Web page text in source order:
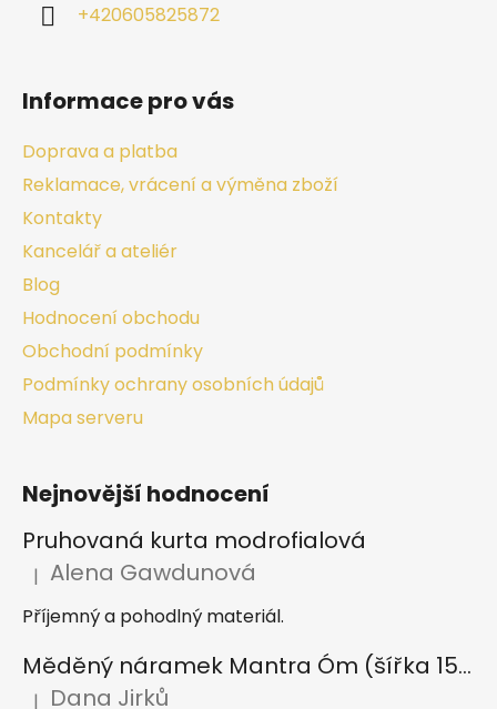
+420605825872
Informace pro vás
Doprava a platba
Reklamace, vrácení a výměna zboží
Kontakty
Kancelář a ateliér
Blog
Hodnocení obchodu
Obchodní podmínky
Podmínky ochrany osobních údajů
Mapa serveru
Nejnovější hodnocení
Pruhovaná kurta modrofialová
Hodnocení produktu je 5 z 5 hvězdiček.
| Alena Gawdunová
Příjemný a pohodlný materiál.
Měděný náramek Mantra Óm (šířka 15 mm)
| Dana Jirků